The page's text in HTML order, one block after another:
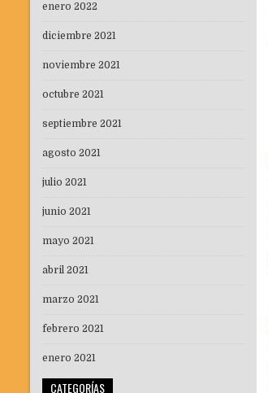
enero 2022
diciembre 2021
noviembre 2021
octubre 2021
septiembre 2021
agosto 2021
julio 2021
junio 2021
mayo 2021
abril 2021
marzo 2021
febrero 2021
enero 2021
CATEGORÍAS